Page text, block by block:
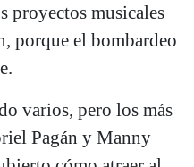
proyectos musicales
porque el bombardeo
varios, pero los más
Pagán y Manny